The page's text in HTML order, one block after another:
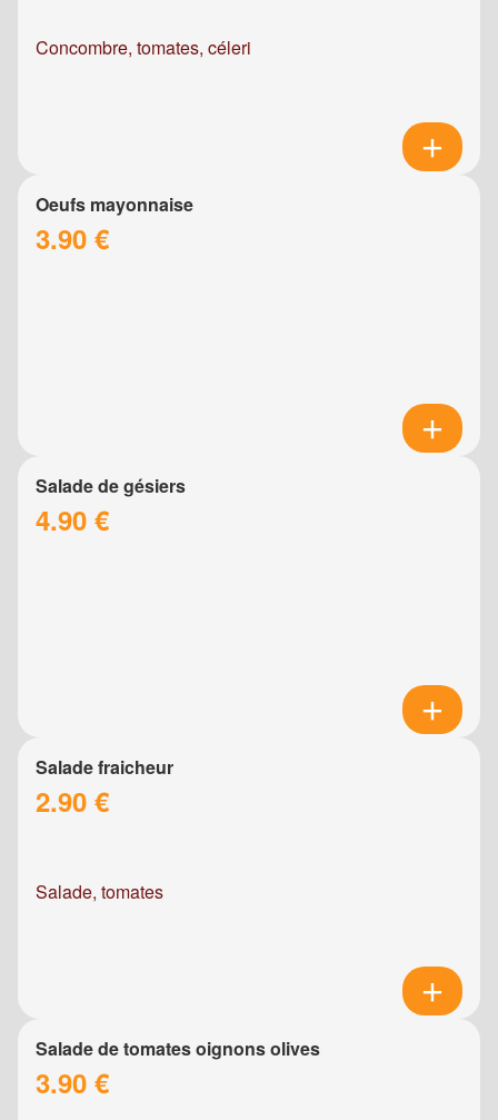
Concombre, tomates, céleri
Oeufs mayonnaise
3.90 €
Salade de gésiers
4.90 €
Salade fraicheur
2.90 €
Salade, tomates
Salade de tomates oignons olives
3.90 €